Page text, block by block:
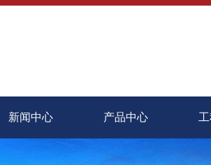
新闻中心 产品中心